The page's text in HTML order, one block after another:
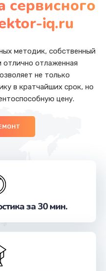
сервисного
iq.ru
методик, собственный
отлично отлаженная
не только
в кратчайших срок, но
цену.
за 30 мин.